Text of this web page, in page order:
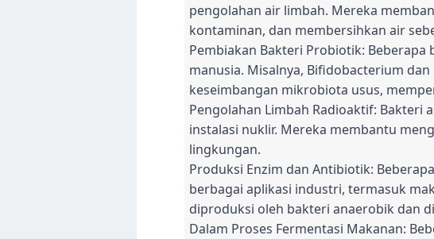
pengolahan air limbah. Mereka
kontaminan, dan membersihkan air
Pembiakan Bakteri Probiotik:
manusia. Misalnya, Bifidobacterium
keseimbangan mikrobiota usus,
Pengolahan Limbah Radioaktif:
instalasi nuklir. Mereka membantu
lingkungan.
Produksi Enzim dan Antibiotik:
berbagai aplikasi industri, termasuk
diproduksi oleh bakteri anaerobik dan
Dalam Proses Fermentasi Makanan: